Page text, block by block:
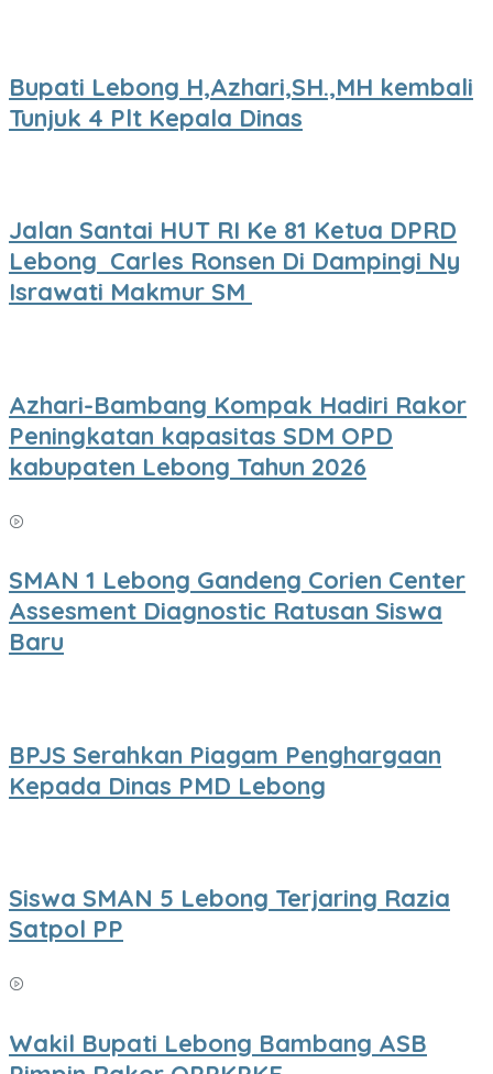
Bupati Lebong H,Azhari,SH.,MH kembali
Tunjuk 4 Plt Kepala Dinas
Jalan Santai HUT RI Ke 81 Ketua DPRD
Lebong Carles Ronsen Di Dampingi Ny
Israwati Makmur SM
Azhari-Bambang Kompak Hadiri Rakor
Peningkatan kapasitas SDM OPD
kabupaten Lebong Tahun 2026
SMAN 1 Lebong Gandeng Corien Center
Assesment Diagnostic Ratusan Siswa
Baru
BPJS Serahkan Piagam Penghargaan
Kepada Dinas PMD Lebong
Siswa SMAN 5 Lebong Terjaring Razia
Satpol PP
Wakil Bupati Lebong Bambang ASB